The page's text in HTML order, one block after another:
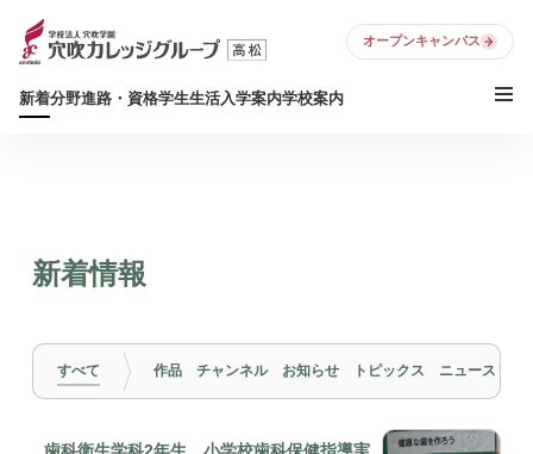
新着分野進路・資格学生生活入学案内学校案内
オープンキャンパス
新着情報
すべて 作品 チャンネル お知らせ トピックス ニュースリリ